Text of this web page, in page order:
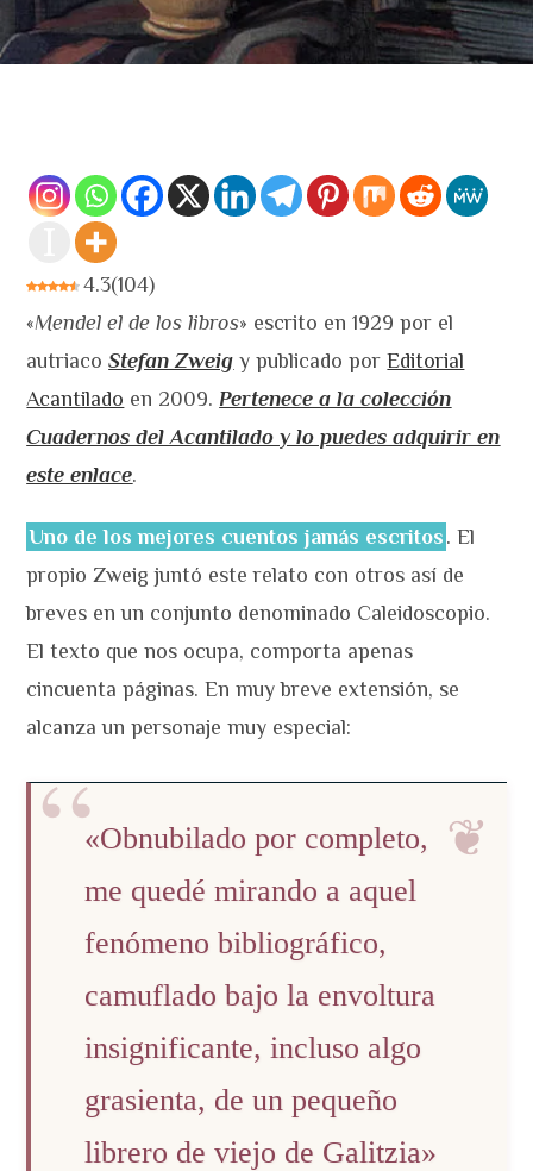
4.3(104)
«Mendel el de los libros» escrito en 1929 por el
autriacoStefan Zweig y publicado porEditorial
Acantilado en 2009. Pertenece a la colección
Cuadernos del Acantilado y lo puedes adquirir en
este enlace.
Uno de los mejores cuentos jamás escritos . El
propio Zweig juntó este relato con otros así de
breves en un conjunto denominado Caleidoscopio.
El texto que nos ocupa, comporta apenas
cincuenta páginas. En muy breve extensión, se
alcanza un personaje muy especial:
«Obnubilado por completo,
me quedé mirando a aquel
fenómeno bibliográfico,
camuflado bajo la envoltura
insignificante, incluso algo
grasienta, de un pequeño
librero de viejo de Galitzia»